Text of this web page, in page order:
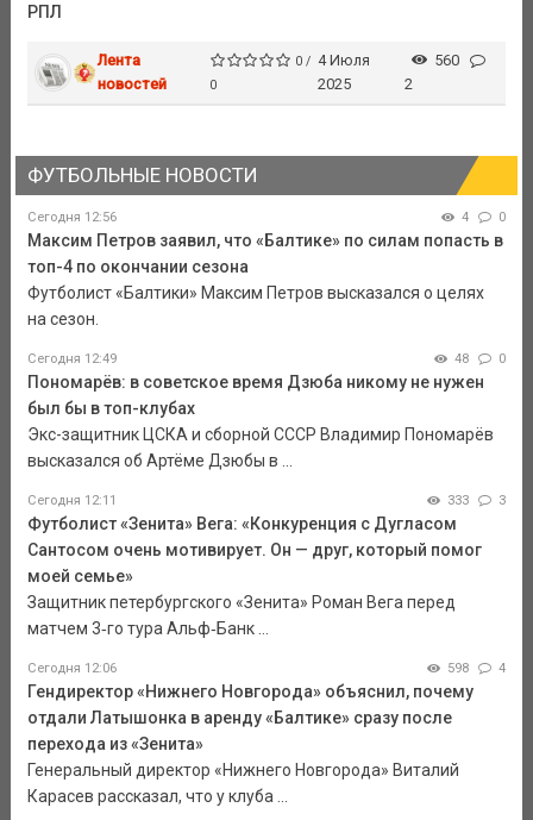
РПЛ
Лента
новостей
0 /
0
4 Июля
2025
560
2
ФУТБОЛЬНЫЕ НОВОСТИ
Сегодня 12:56 4 0
Максим Петров заявил, что «Балтике» по силам попасть в
топ-4 по окончании сезона
Футболист «Балтики» Максим Петров высказался о целях
на сезон.
Сегодня 12:49 48 0
Пономарёв: в советское время Дзюба никому не нужен
был бы в топ-клубах
Экс-защитник ЦСКА и сборной СССР Владимир Пономарёв
высказался об Артёме Дзюбы в ...
Сегодня 12:11 333 3
Футболист «Зенита» Вега: «Конкуренция с Дугласом
Сантосом очень мотивирует. Он — друг, который помог
моей семье»
Защитник петербургского «Зенита» Роман Вега перед
матчем 3‑го тура Альф‑Банк ...
Сегодня 12:06 598 4
Гендиректор «Нижнего Новгорода» объяснил, почему
отдали Латышонка в аренду «Балтике» сразу после
перехода из «Зенита»
Генеральный директор «Нижнего Новгорода» Виталий
Карасев рассказал, что у клуба ...